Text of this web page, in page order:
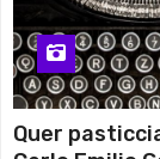
Quer